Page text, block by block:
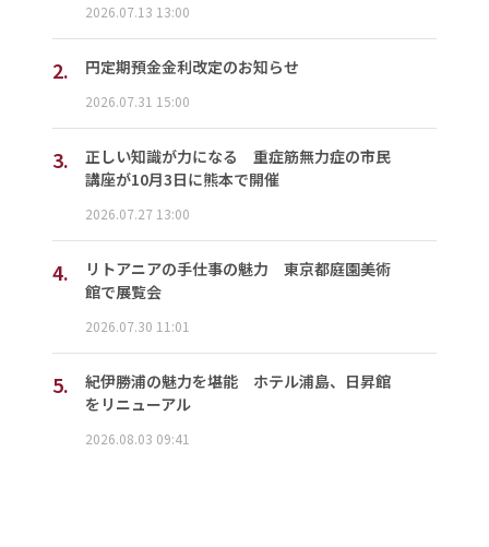
2026.07.13 13:00
2. 円定期預金金利改定のお知らせ
2026.07.31 15:00
3.
正しい知識が力になる 重症筋無力症の市民
講座が10月3日に熊本で開催
2026.07.27 13:00
4.
リトアニアの手仕事の魅力 東京都庭園美術
館で展覧会
2026.07.30 11:01
5.
紀伊勝浦の魅力を堪能 ホテル浦島、日昇館
をリニューアル
2026.08.03 09:41